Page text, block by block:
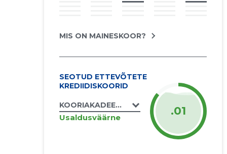
MIS ON MAINESKOOR?
SEOTUD ETTEVÕTETE
KREDIIDISKOORID
KOORIAKADEEMIA OÜ
Usaldusväärne .01